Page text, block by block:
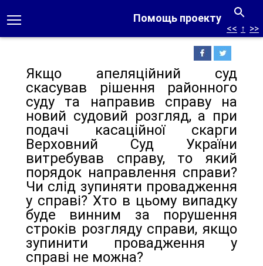
Помощь проекту
<< ↑ >>
Якщо апеляційний суд
скасував рішення районного
суду та направив справу на
новий судовий розгляд, а при
подачі касаційної скарги
Верховний Суд України
витребував справу, то який
порядок направлення справи?
Чи слід зупиняти провадження
у справі? Хто в цьому випадку
буде винним за порушення
строків розгляду справи, якщо
зупинити провадження у
справі не можна?